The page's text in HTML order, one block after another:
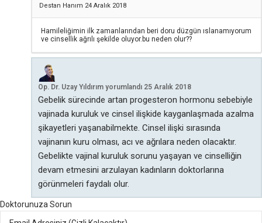
Destan Hanım 24 Aralık 2018
Hamileliğimin ilk zamanlarından beri doru düzgün ıslanamıyorum
ve cinsellik ağrılı şekilde oluyor.bu neden olur??
Op. Dr. Uzay Yıldırım yorumlandı 25 Aralık 2018
Gebelik sürecinde artan progesteron hormonu sebebiyle
vajinada kuruluk ve cinsel ilişkide kayganlaşmada azalma
şikayetleri yaşanabilmekte. Cinsel ilişki sırasında
vajinanın kuru olması, acı ve ağrılara neden olacaktır.
Gebelikte vajinal kuruluk sorunu yaşayan ve cinselliğin
devam etmesini arzulayan kadınların doktorlarına
görünmeleri faydalı olur.
Doktorunuza Sorun